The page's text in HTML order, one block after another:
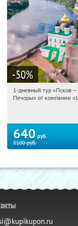
-50%
11:42:00
1-дневный тур «Псков
Печоры» от компании
640 руб.
5100руб.